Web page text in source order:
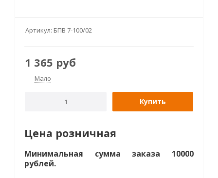
Артикул: БПВ 7-100/02
1 365 руб
Мало
Купить
Цена розничная
Минимальная сумма заказа 10000
рублей.